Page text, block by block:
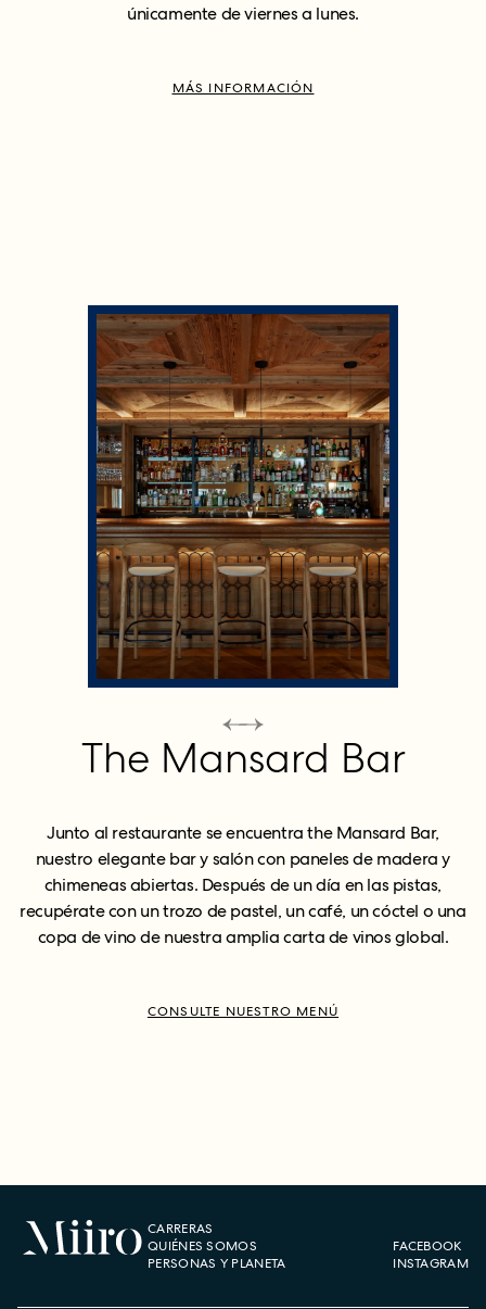
únicamente de viernes a lunes.
MÁS INFORMACIÓN
The Mansard Bar
Junto al restaurante se encuentra the Mansard Bar,
nuestro elegante bar y salón con paneles de madera y
chimeneas abiertas. Después de un día en las pistas,
recupérate con un trozo de pastel, un café, un cóctel o una
copa de vino de nuestra amplia carta de vinos global.
CONSULTE NUESTRO MENÚ
CARRERAS
QUIÉNES SOMOS
PERSONAS Y PLANETA
FACEBOOK
INSTAGRAM